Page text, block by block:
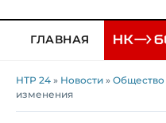
ГЛАВНАЯ
НТР 24 » Новости » Общество
изменения